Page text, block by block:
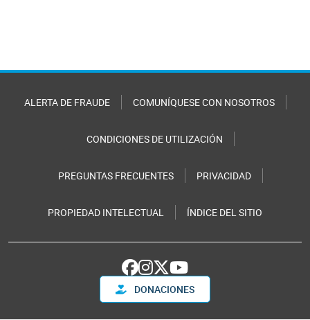
ALERTA DE FRAUDE COMUNÍQUESE CON NOSOTROS
CONDICIONES DE UTILIZACIÓN
PREGUNTAS FRECUENTES PRIVACIDAD
PROPIEDAD INTELECTUAL ÍNDICE DEL SITIO
DONACIONES